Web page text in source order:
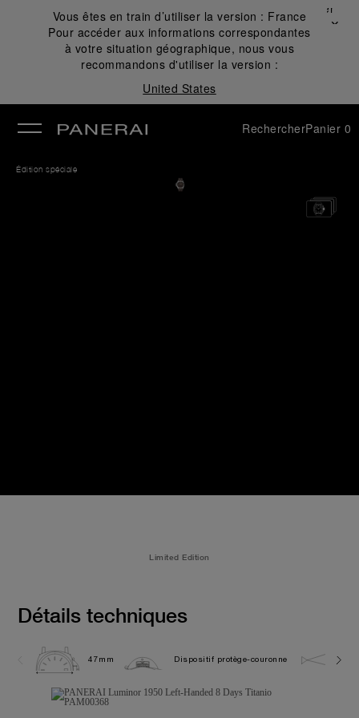
Vous êtes en train d’utiliser la version : France
Pour accéder aux informations correspondantes
à votre situation géographique, nous vous
recommandons d'utiliser la version :
United States
Fermer
✕
RechercherPanier 0
Édition spéciale
Limited Edition
Détails techniques
47mm Dispositif protège-couronne